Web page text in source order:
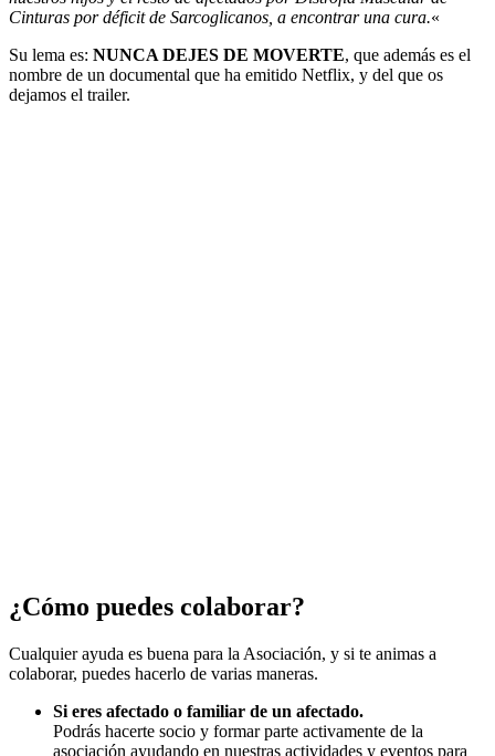
Cinturas por déficit de Sarcoglicanos, a encontrar una cura.«
Su lema es: NUNCA DEJES DE MOVERTE, que además es el
nombre de un documental que ha emitido Netflix, y del que os
dejamos el trailer.
¿Cómo puedes colaborar?
Cualquier ayuda es buena para la Asociación, y si te animas a
colaborar, puedes hacerlo de varias maneras.
Si eres afectado o familiar de un afectado.
Podrás hacerte socio y formar parte activamente de la
asociación ayudando en nuestras actividades y eventos para